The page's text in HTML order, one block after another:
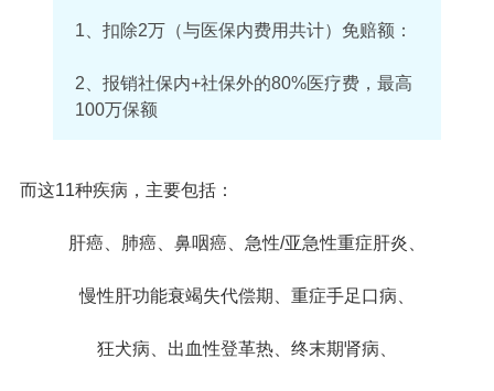
1、扣除2万（与医保内费用共计）免赔额：
2、报销社保内+社保外的80%医疗费，最高
100万保额
而这11种疾病，主要包括：
肝癌、肺癌、鼻咽癌、急性/亚急性重症肝炎、
慢性肝功能衰竭失代偿期、重症手足口病、
狂犬病、出血性登革热、终末期肾病、